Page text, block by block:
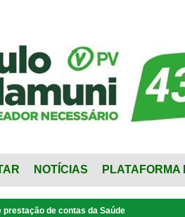
NOTÍCIAS PLATAFORMA
prestação de contas da Saúde